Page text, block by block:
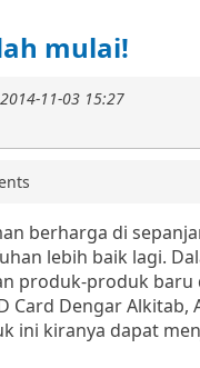
mulai!
11-03 15:27
berharga di
lebih baik lagi.
produk-produk baru
Card Dengar Alkitab,
ini kiranya dapat